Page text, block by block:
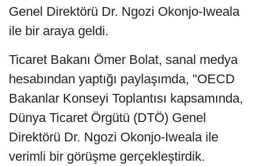
Genel Direktörü Dr. Ngozi Okonjo-Iweala
ile bir araya geldi.
Ticaret Bakanı Ömer Bolat, sanal medya
hesabından yaptığı paylaşımda, "OECD
Bakanlar Konseyi Toplantısı kapsamında,
Dünya Ticaret Örgütü (DTÖ) Genel
Direktörü Dr. Ngozi Okonjo-Iweala ile
verimli bir görüşme gerçekleştirdik.